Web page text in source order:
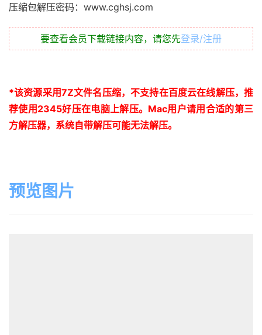
压缩包解压密码：www.cghsj.com
要查看会员下载链接内容，请您先登录/注册
*该资源采用7Z文件名压缩，不支持在百度云在线解压，推
荐使用2345好压在电脑上解压。 Mac用户请用合适的第三
方解压器，系统自带解压可能无法解压。
预览图片